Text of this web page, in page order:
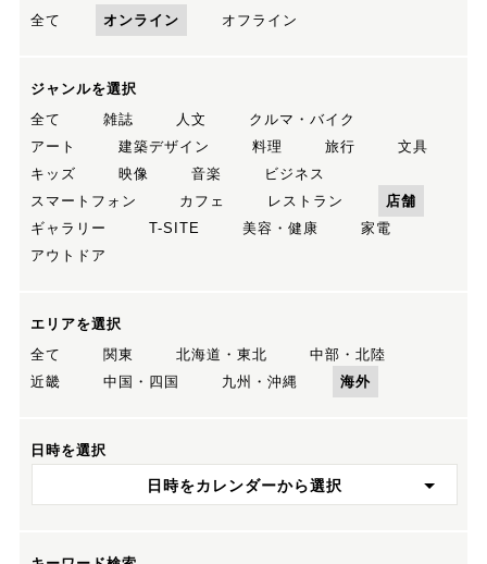
全て
オンライン オフライン
ジャンルを選択
全て
雑誌 人文
クルマ・バイク
アート
建築デザイン 料理 旅行
文具
キッズ
映像 音楽
ビジネス
スマートフォン
カフェ レストラン
店舗
ギャラリー
T-SITE 美容・健康
家電
アウトドア
エリアを選択
全て
関東 北海道・東北
中部・北陸
近畿
中国・四国 九州・沖縄 海外
日時を選択
日時をカレンダーから選択